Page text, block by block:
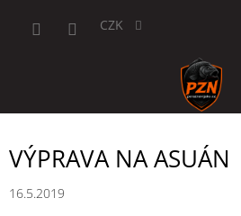
CZK
VÝPRAVA NA ASUÁN
16.5.2019